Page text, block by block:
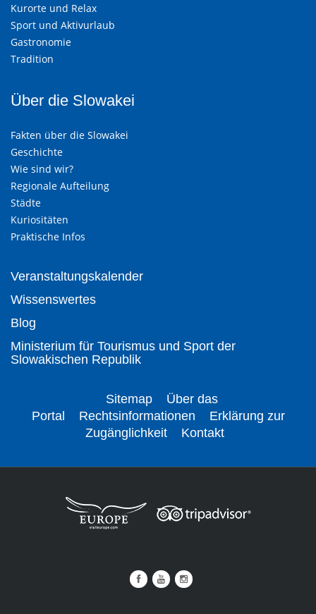
Kurorte und Relax
Sport und Aktivurlaub
Gastronomie
Tradition
Über die Slowakei
Fakten über die Slowakei
Geschichte
Wie sind wir?
Regionale Aufteilung
Städte
Kuriositäten
Praktische Infos
Veranstaltungskalender
Wissenswertes
Blog
Ministerium für Tourismus und Sport der
Slowakischen Republik
Sitemap
Über das
Portal
Rechtsinformationen
Erklärung zur
Zugänglichkeit
Kontakt